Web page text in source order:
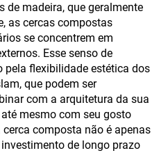
de madeira, que geralmente
as cercas compostas
se concentrem em
Esse senso de
pela flexibilidade estética dos
que podem ser
com a arquitetura da sua
mesmo com seu gosto
composta não é apenas
de longo prazo